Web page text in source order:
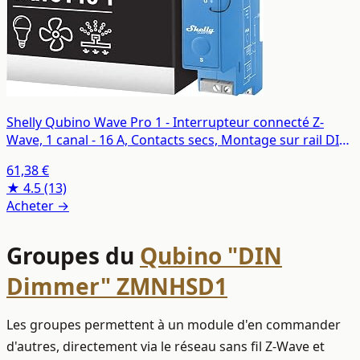
Shelly Qubino Wave Pro 1 - Interrupteur connecté Z-
Wave, 1 canal - 16 A, Contacts secs, Montage sur rail DIN,
61,38 €
★ 4.5(13)
Acheter →
Groupes du Qubino "DIN
Dimmer" ZMNHSD1
Les groupes permettent à un module d'en commander
d'autres, directement via le réseau sans fil Z‑Wave et